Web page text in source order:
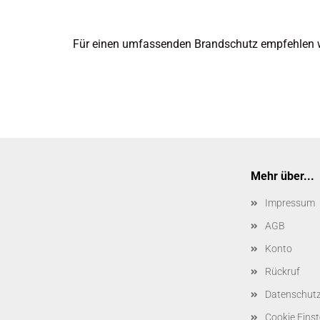
Für einen umfassenden Brandschutz empfehlen
Mehr über...
Impressum
AGB
Konto
Rückruf
Datenschutz
Cookie